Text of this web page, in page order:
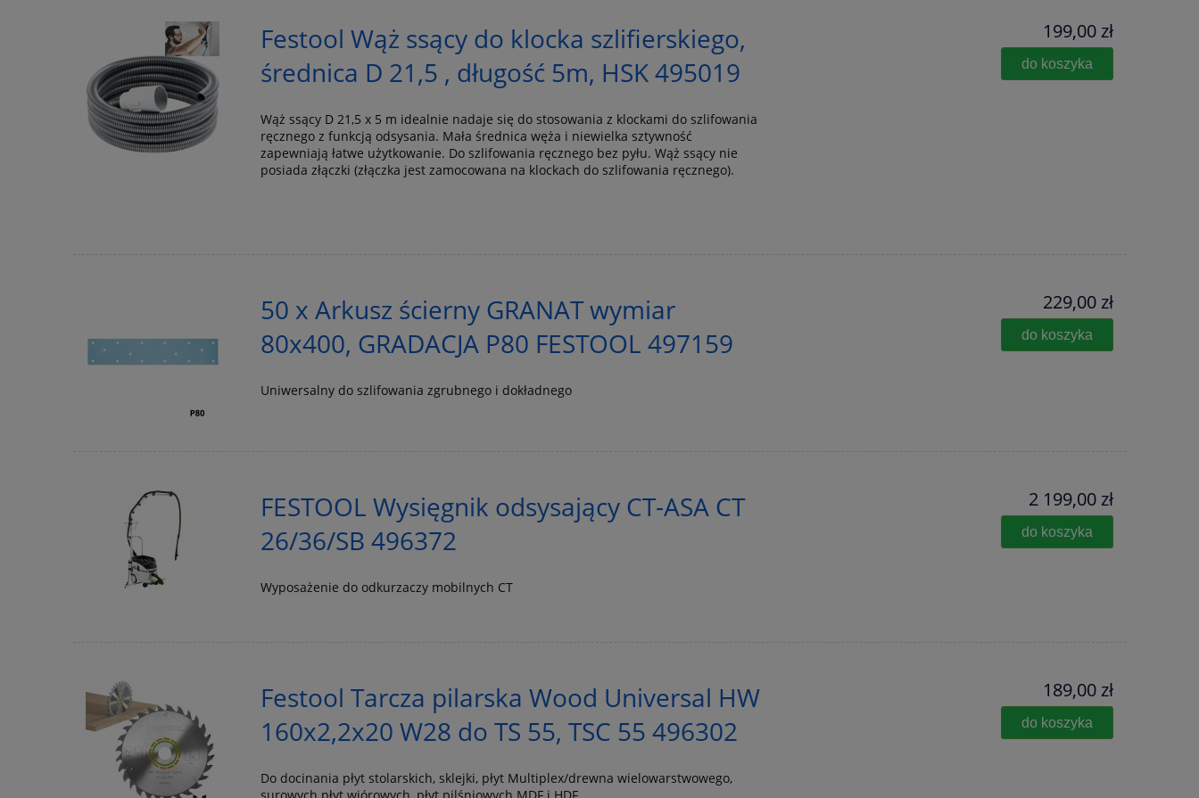
Festool Wąż ssący do klocka szlifierskiego,
średnica D 21,5 , długość 5m, HSK 495019
Wąż ssący D 21,5 x 5 m idealnie nadaje się do stosowania z klockami do szlifowania
ręcznego z funkcją odsysania. Mała średnica węża i niewielka sztywność
zapewniają łatwe użytkowanie. Do szlifowania ręcznego bez pyłu. Wąż ssący nie
posiada złączki (złączka jest zamocowana na klockach do szlifowania ręcznego).
199,00 zł
do koszyka
50 x Arkusz ścierny GRANAT wymiar
80x400, GRADACJA P80 FESTOOL 497159
Uniwersalny do szlifowania zgrubnego i dokładnego
229,00 zł
do koszyka
FESTOOL Wysięgnik odsysający CT-ASA CT
26/36/SB 496372
Wyposażenie do odkurzaczy mobilnych CT
2 199,00 zł
do koszyka
Festool Tarcza pilarska Wood Universal HW
160x2,2x20 W28 do TS 55, TSC 55 496302
Do docinania płyt stolarskich, sklejki, płyt Multiplex/drewna wielowarstwowego,
189,00 zł
do koszyka